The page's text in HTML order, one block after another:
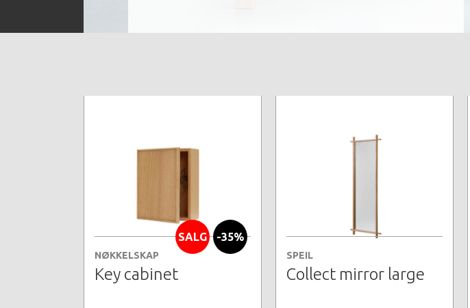
SALG -35%
NØKKELSKAP
Key cabinet
SPEIL
Collect mirror large